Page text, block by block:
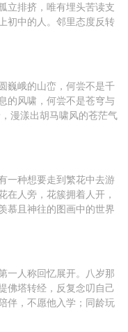
立排挤，唯有埋头苦读支
初中的人。邻里态度反转
巍峨的山峦，何尝不是千
的风啸，何尝不是苍穹与
漫漾出胡马啸风的苍茫气
一种想要走到繁花中去游
在人旁，花簇拥着人开，
慕且神往的图画中的世界
一人称回忆展开。八岁那
佛塔转经，反复念叨自己
伴，不愿他入学；同龄玩